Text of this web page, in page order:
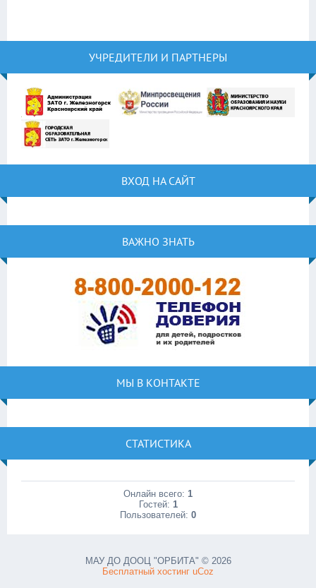
УЧРЕДИТЕЛИ И ПАРТНЕРЫ
ВХОД НА САЙТ
ВАЖНО ЗНАТЬ
МЫ В КОНТАКТЕ
СТАТИСТИКА
Онлайн всего: 1
Гостей: 1
Пользователей: 0
МАУ ДО ДООЦ "ОРБИТА" © 2026
Бесплатный хостинг uCoz